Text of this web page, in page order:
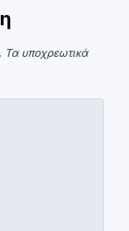
Τα υποχρεωτικά